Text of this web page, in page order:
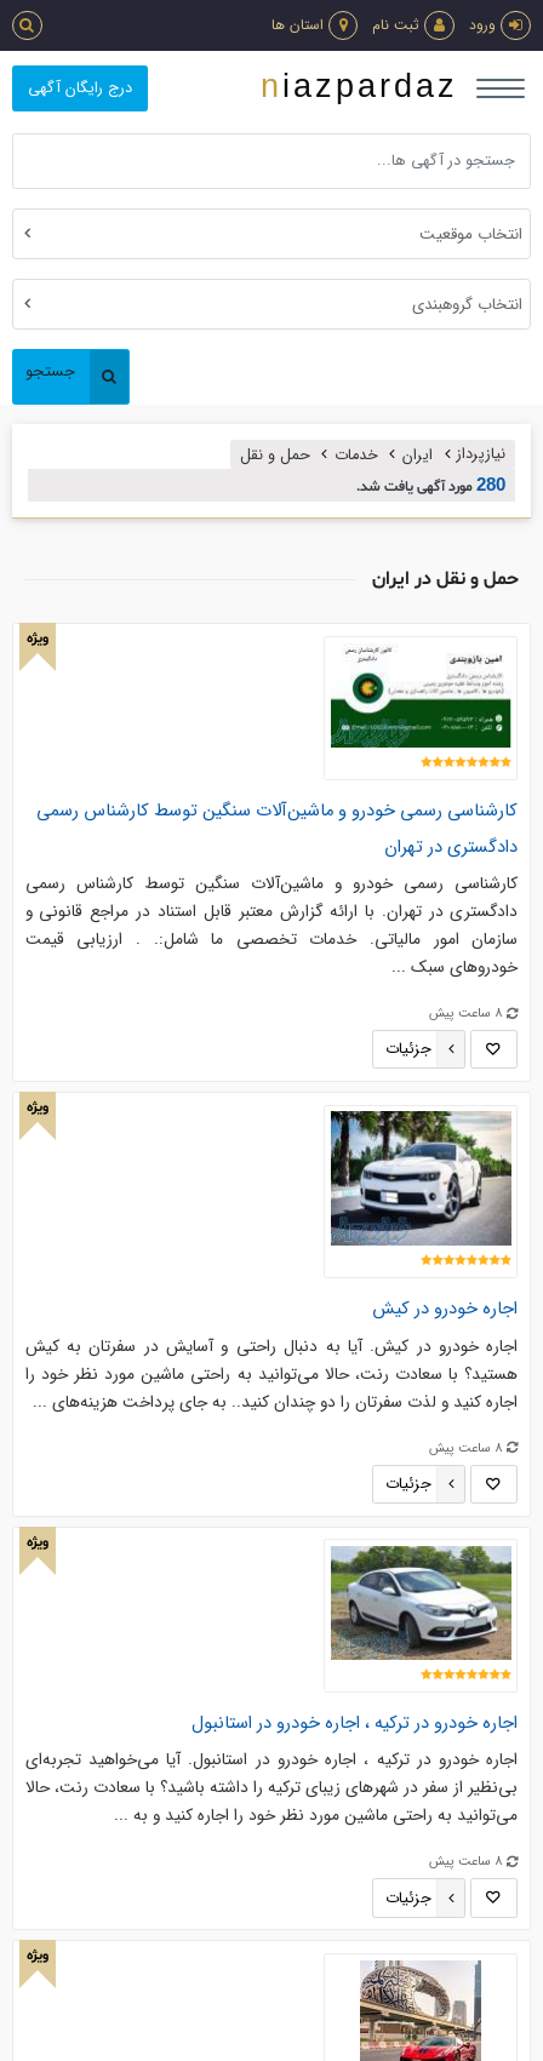
ورود ثبت نام استان ها
درج رایگان آگهی niazpardaz
انتخاب موقعیت
انتخاب گروهبندی
جستجو
نیازپرداز ایران خدمات حمل و نقل
280مورد آگهی یافت شد.
حمل و نقل در ایران
ویژه
کارشناسی رسمی خودرو و ماشین‌آلات سنگین توسط کارشناس رسمی
دادگستری در تهران
کارشناسی رسمی خودرو و ماشین‌آلات سنگین توسط کارشناس رسمی
دادگستری در تهران. با ارائه گزارش معتبر قابل استناد در مراجع قانونی و
سازمان امور مالیاتی. خدمات تخصصی ما شامل:. . ارزیابی قیمت
خودروهای سبک ...
8 ساعت پیش
جزئیات
ویژه
اجاره خودرو در کیش
اجاره خودرو در کیش. آیا به دنبال راحتی و آسایش در سفرتان به کیش
هستید؟ با سعادت رنت، حالا می‌توانید به راحتی ماشین مورد نظر خود را
اجاره کنید و لذت سفرتان را دو چندان کنید.. به جای پرداخت هزینه‌های ...
8 ساعت پیش
جزئیات
ویژه
اجاره خودرو در ترکیه ، اجاره خودرو در استانبول
اجاره خودرو در ترکیه ، اجاره خودرو در استانبول. آیا می‌خواهید تجربه‌ای
بی‌نظیر از سفر در شهرهای زیبای ترکیه را داشته باشید؟ با سعادت رنت، حالا
می‌توانید به راحتی ماشین مورد نظر خود را اجاره کنید و به ...
8 ساعت پیش
جزئیات
ویژه